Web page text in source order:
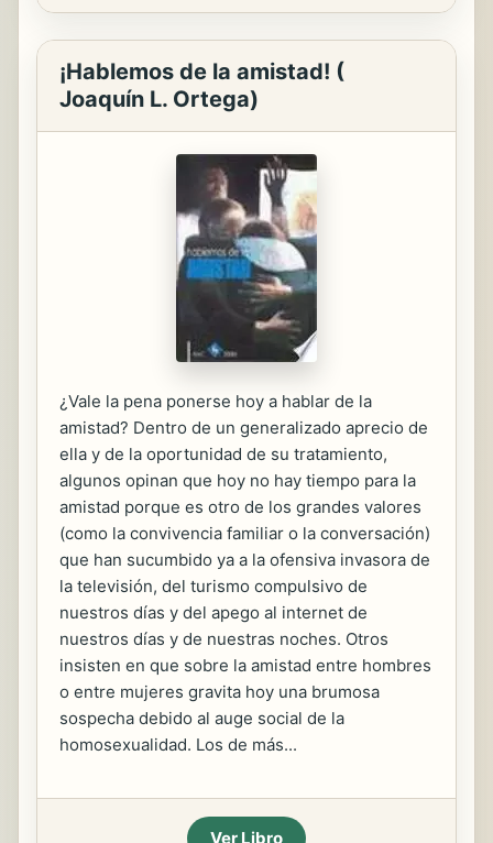
¡Hablemos de la amistad! (
Joaquín L. Ortega)
¿Vale la pena ponerse hoy a hablar de la
amistad? Dentro de un generalizado aprecio de
ella y de la oportunidad de su tratamiento,
algunos opinan que hoy no hay tiempo para la
amistad porque es otro de los grandes valores
(como la convivencia familiar o la conversación)
que han sucumbido ya a la ofensiva invasora de
la televisión, del turismo compulsivo de
nuestros días y del apego al internet de
nuestros días y de nuestras noches. Otros
insisten en que sobre la amistad entre hombres
o entre mujeres gravita hoy una brumosa
sospecha debido al auge social de la
homosexualidad. Los de más...
Ver Libro